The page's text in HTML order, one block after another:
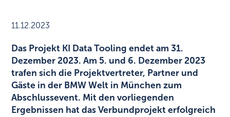
11.12.2023
Das Projekt KI Data Tooling endet am 31.
Dezember 2023. Am 5. und 6. Dezember 2023
trafen sich die Projektvertreter, Partner und
Gäste in der BMW Welt in München zum
Abschlussevent. Mit den vorliegenden
Ergebnissen hat das Verbundprojekt erfolgreich